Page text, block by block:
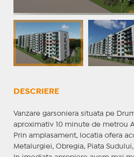
DESCRIERE
Vanzare garsoniera situata pe
aproximativ 10 minute de metrou
Prin amplasament, locatia ofera
Metalurgiei, Obregia, Piata